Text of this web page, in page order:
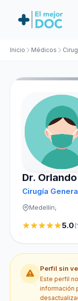
Inicio Médicos
Dr.
Cirugía
Medellín,
5.0
Perfil sin
Este perfil
información